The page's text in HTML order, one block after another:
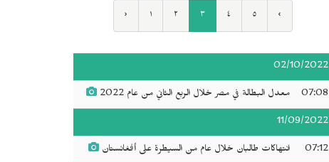
‹ ١ ٢ ٣ ٤ ٥ ›
02/10/2022
07:08 معدل البطالة في مصر خلال الربع الثاني من عام 2022
11/09/2022
07:12 انتهاكات طالبان خلال عام من السيطرة على أفغانستان